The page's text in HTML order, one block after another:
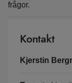
frågor.
Kontakt
Kjerstin